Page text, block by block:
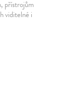
přístrojům
viditelné i